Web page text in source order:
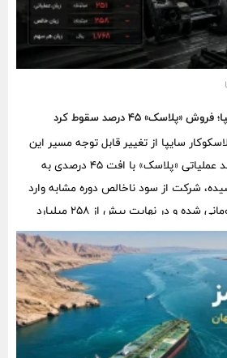
۴۵ درصد سقوط کرد
سایپا از تغییر قابل توجه مسیر این
قطعه‌ساز حکایت دارد؛ درآمد عملیاتی «پلاسک» با افت ۴۵ درصدی به
رسیده، شرکت از سود ناخالص دوره مشابه وارد
زیان ناخالص ۱۵۵ میلیارد تومانی شده و در نهایت بیش از ۲۵۸ میلیارد
گزارش تیرماه نیز نشان می‌دهد فاصله
به‌طور کامل جبران نشده است.